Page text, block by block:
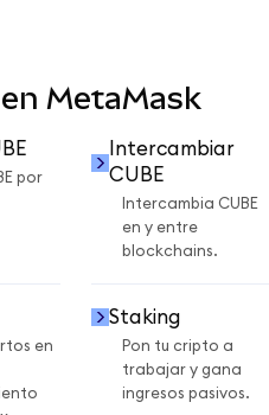
MetaMask
por
Intercambiar
CUBE
Intercambia CUBE
en y entre
blockchains.
en
Staking
Pon tu cripto a
trabajar y gana
ingresos pasivos.